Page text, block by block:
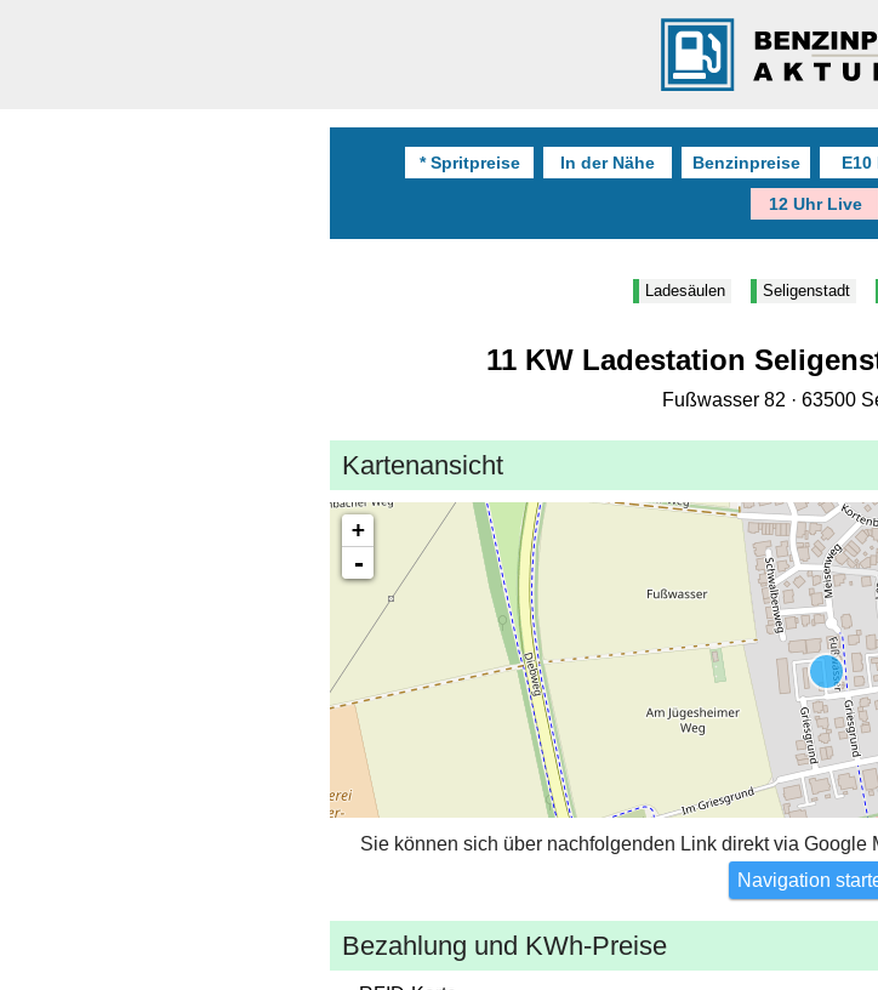
* Spritpreise In der Nähe Benzinpreise E10
12 Uhr Live
Ladesäulen Seligenstadt
11 KW Ladestation
Fußwasser 82 · 63500
Kartenansicht
+
-
Sie können sich über nachfolgenden Link direkt via
Navigation
Bezahlung und KWh-Preise